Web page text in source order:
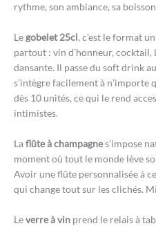
rythme, son ambiance, sa
Legobelet 25cl, c’est le format
partout : vin d’honneur, cocktail,
dansante. Il passe du soft drink
s’intègre facilement à n’importe
dès 10 unités, ce qui le rend
intimistes.
Laflûte à champagnes’impose
moment où tout le monde lève
Avoir une flûte personnalisée à
qui change tout sur les clichés.
Leverre à vin prend le relais à